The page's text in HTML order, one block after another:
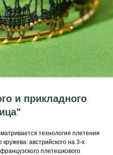
и прикладного
технология плетения
австрийского на 3-х
плетешкового